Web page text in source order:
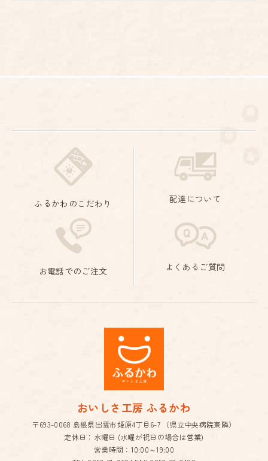
ふるかわのこだわり 配達について
お電話でのご注文 よくあるご質問
おいしさ工房 ふるかわ
〒693-0068 島根県出雲市姫原4丁目6-7 （県立中央病院東隣）
定休日：水曜日 (水曜が祝日の場合は営業)
営業時間：10:00～19:00